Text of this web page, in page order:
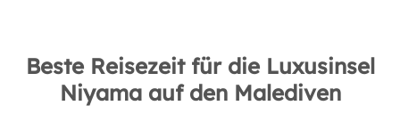
Beste Reisezeit für die Luxusinsel
Niyama auf den Malediven